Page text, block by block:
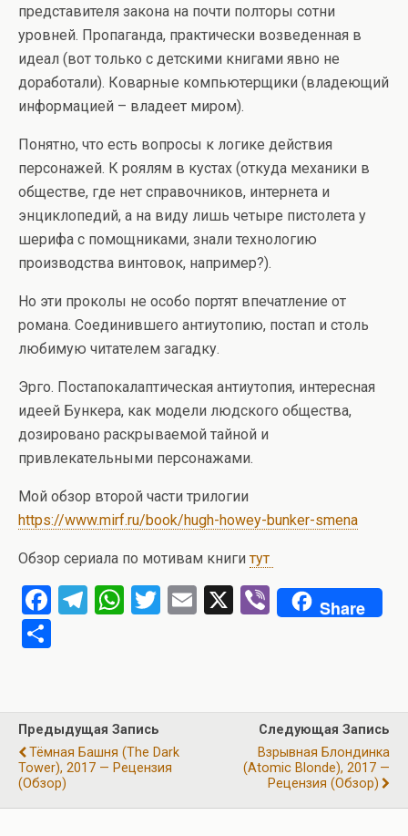
представителя закона на почти полторы сотни
уровней. Пропаганда, практически возведенная в
идеал (вот только с детскими книгами явно не
доработали). Коварные компьютерщики (владеющий
информацией – владеет миром).
Понятно, что есть вопросы к логике действия
персонажей. К роялям в кустах (откуда механики в
обществе, где нет справочников, интернета и
энциклопедий, а на виду лишь четыре пистолета у
шерифа с помощниками, знали технологию
производства винтовок, например?).
Но эти проколы не особо портят впечатление от
романа. Соединившего антиутопию, постап и столь
любимую читателем загадку.
Эрго. Постапокалаптическая антиутопия, интересная
идеей Бункера, как модели людского общества,
дозировано раскрываемой тайной и
привлекательными персонажами.
Мой обзор второй части трилогии
https://www.mirf.ru/book/hugh-howey-bunker-smena
Обзор сериала по мотивам книгитут
F
o
o
k
T
a
m
W
A
p
p
T
E
X
Vi
b
Share
р
а
в
и
Предыдущая Запись
Тёмная Башня (The Dark
Tower), 2017 — Рецензия
(обзор)
Следующая Запись
Взрывная Блондинка
(Atomic Blonde), 2017 —
Рецензия (обзор)